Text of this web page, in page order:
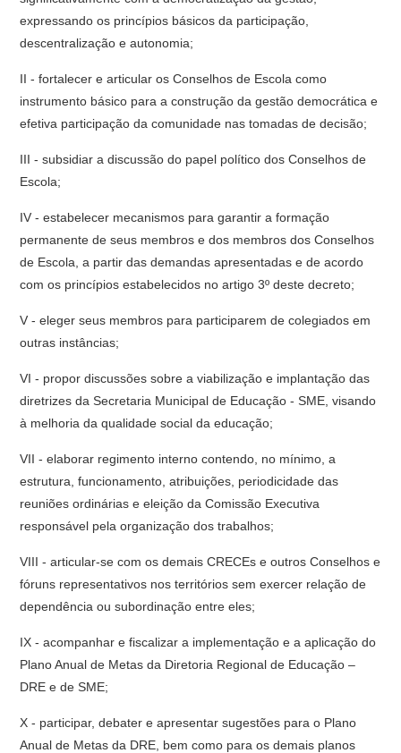
expressando os princípios básicos da participação,
descentralização e autonomia;
II - fortalecer e articular os Conselhos de Escola como
instrumento básico para a construção da gestão democrática e
efetiva participação da comunidade nas tomadas de decisão;
III - subsidiar a discussão do papel político dos Conselhos de
Escola;
IV - estabelecer mecanismos para garantir a formação
permanente de seus membros e dos membros dos Conselhos
de Escola, a partir das demandas apresentadas e de acordo
com os princípios estabelecidos no artigo 3º deste decreto;
V - eleger seus membros para participarem de colegiados em
outras instâncias;
VI - propor discussões sobre a viabilização e implantação das
diretrizes da Secretaria Municipal de Educação - SME, visando
à melhoria da qualidade social da educação;
VII - elaborar regimento interno contendo, no mínimo, a
estrutura, funcionamento, atribuições, periodicidade das
reuniões ordinárias e eleição da Comissão Executiva
responsável pela organização dos trabalhos;
VIII - articular-se com os demais CRECEs e outros Conselhos e
fóruns representativos nos territórios sem exercer relação de
dependência ou subordinação entre eles;
IX - acompanhar e fiscalizar a implementação e a aplicação do
Plano Anual de Metas da Diretoria Regional de Educação –
DRE e de SME;
X - participar, debater e apresentar sugestões para o Plano
Anual de Metas da DRE, bem como para os demais planos